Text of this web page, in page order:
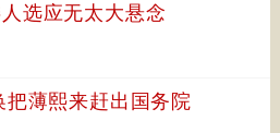
选应无太大悬念
把薄熙来赶出国务院